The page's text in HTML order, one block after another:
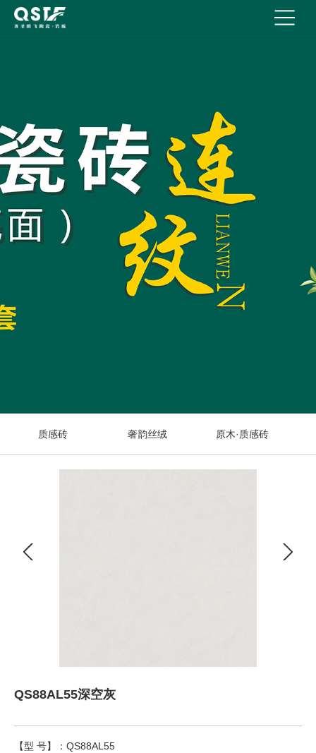
质感砖 奢韵丝绒 原木·质感砖
QS88AL55深空灰
【型 号】：QS88AL55